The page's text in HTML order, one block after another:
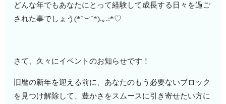
どんな年でもあなたにとって経験して成長する日々を過ご
された事でしょう(*˘︶˘*).｡.:*♡
さて、久々にイベントのお知らせです！
旧暦の新年を迎える前に、あなたのもう必要ないブロック
を見つけ解除して、豊かさをスムースに引き寄せたい方に